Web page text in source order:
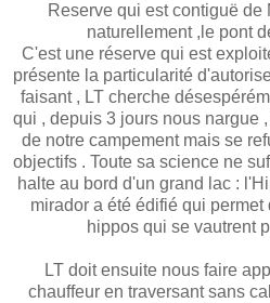
Reserve qui est contiguë de
naturellement ,le pont
C'est une réserve qui est
présente la particularité
faisant , LT cherche
qui , depuis 3 jours nous nargue
de notre campement mais se
objectifs . Toute sa science ne
halte au bord d'un grand lac :
mirador a été édifié qui
hippos qui se vautrent
LT doit ensuite nous faire
chauffeur en traversant sans